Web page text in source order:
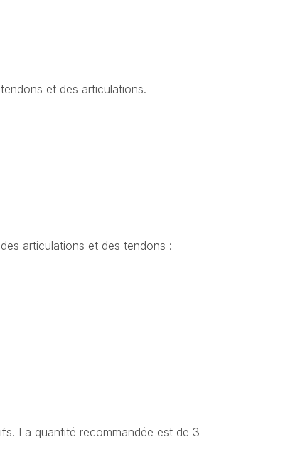
et des articulations.
articulations et des tendons :
La quantité recommandée est de 3